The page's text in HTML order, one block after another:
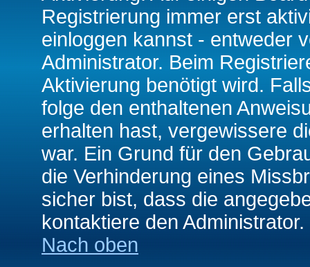
Registrierung immer erst
einloggen kannst - entweder
Administrator. Beim
Aktivierung benötigt wird.
folge den enthaltenen
erhalten hast, vergewissere
war. Ein Grund für den
die Verhinderung eines
sicher bist, dass die
kontaktiere den Administrator.
Nach oben